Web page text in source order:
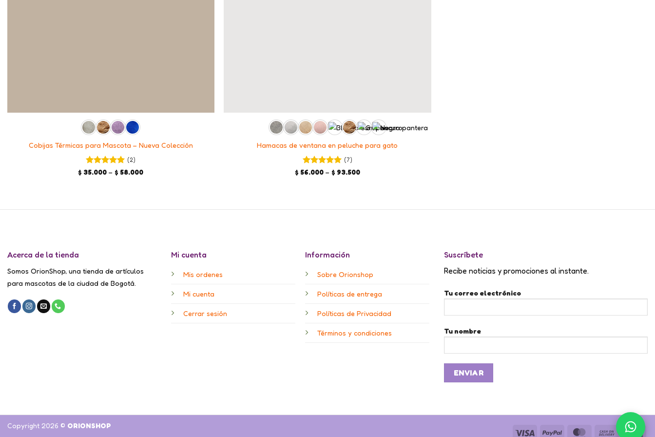
Cobijas Térmicas para Mascota – Nueva Colección
Valorado en
(2)
$ 35.000 – $ 58.000Price
Hamacas de ventana en peluche para gato
Valorado en
(7)
$ 56.000 – $ 93.500Price
Acerca de la tienda
Somos OrionShop, una tienda de artículos
para mascotas de la ciudad de Bogotá.
Mi cuenta
Mis ordenes
Mi cuenta
Cerrar sesión
Información
Sobre Orionshop
Políticas de entrega
Políticas de Privacidad
Términos y condiciones
Suscríbete
Recibe noticias y promociones al instante.
Tu correo electrónico
Tu nombre
Visa PayPal MasterCard
Cash
Copyright 2026 © ORIONSHOP